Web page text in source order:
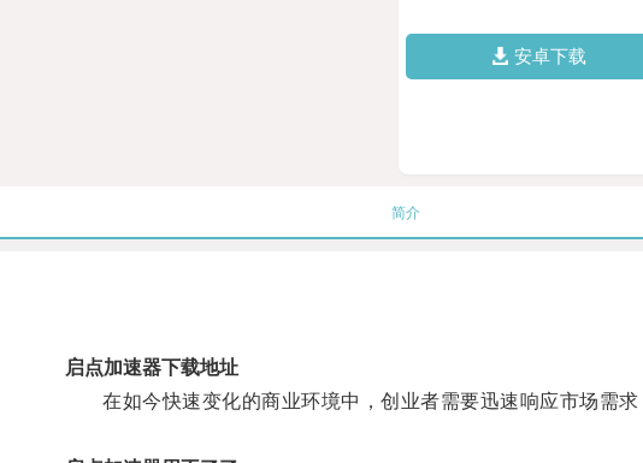
安卓下载
简介
启点加速器下载地址
在如今快速变化的商业环境中，创业者需要迅速响应市场需求